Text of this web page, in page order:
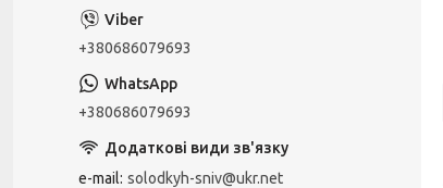
+380686079693
+380686079693
e-mail solodkyh-sniv@ukr.net